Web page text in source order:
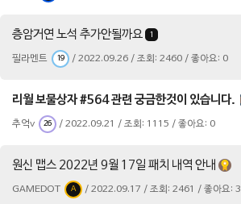
층암거연 노석 추가안될까요 1
필라멘트 19 / 2022.09.26 / 조회: 2460 / 좋아요: 0
리월 보물상자 #564 관련 궁금한것이 있습니다.
추억v 26 / 2022.09.21 / 조회: 1115 / 좋아요: 0
원신 맵스 2022년 9월 17일 패치 내역 안내
GAMEDOT A / 2022.09.17 / 조회: 2461 / 좋아요: 3